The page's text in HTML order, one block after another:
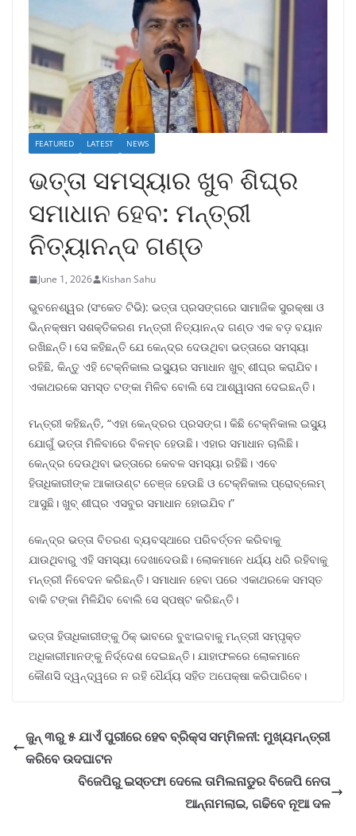
FEATURED LATEST NEWS
ଭତ୍ତା ସମସ୍ୟାର ଖୁବ ଶିଘ୍ର
ସମାଧାନ ହେବ: ମନ୍ତ୍ରୀ
ନିତ୍ୟାନନ୍ଦ ଗଣ୍ଡ
June 1, 2026 Kishan Sahu
ଭୁବନେଶ୍ୱର (ସଂକେତ ଟିଭି): ଭତ୍ତା ପ୍ରସଙ୍ଗରେ ସାମାଜିକ ସୁରକ୍ଷା ଓ
ଭିନ୍ନକ୍ଷମ ସଶକ୍ତିକରଣ ମନ୍ତ୍ରୀ ନିତ୍ୟାନନ୍ଦ ଗଣ୍ଡ ଏକ ବଡ଼ ବୟାନ
ରଖିଛନ୍ତି। ସେ କହିଛନ୍ତି ଯେ କେନ୍ଦ୍ର ଦେଉଥିବା ଭତ୍ତାରେ ସମସ୍ୟା
ରହିଛି, କିନ୍ତୁ ଏହି ଟେକ୍ନିକାଲ ଇସ୍ୟୁର ସମାଧାନ ଖୁବ୍ ଶୀଘ୍ର କରାଯିବ।
ଏକାଥରକେ ସମସ୍ତ ଟଙ୍କା ମିଳିବ ବୋଲି ସେ ଆଶ୍ୱାସନା ଦେଇଛନ୍ତି।
ମନ୍ତ୍ରୀ କହିଛନ୍ତି, “ଏହା କେନ୍ଦ୍ରର ପ୍ରସଙ୍ଗ। କିଛି ଟେକ୍ନିକାଲ ଇସ୍ୟୁ
ଯୋଗୁଁ ଭତ୍ତା ମିଳିବାରେ ବିଳମ୍ବ ହେଉଛି। ଏହାର ସମାଧାନ ଚାଲିଛି।
କେନ୍ଦ୍ର ଦେଉଥିବା ଭତ୍ତାରେ କେବଳ ସମସ୍ୟା ରହିଛି। ଏବେ
ହିତାଧିକାରୀଙ୍କ ଆକାଉଣ୍ଟ ଚେଞ୍ଜ ହେଉଛି ଓ ଟେକ୍ନିକାଲ ପ୍ରୋବ୍ଲେମ୍
ଆସୁଛି। ଖୁବ୍ ଶୀଘ୍ର ଏସବୁର ସମାଧାନ ହୋଇଯିବ।”
କେନ୍ଦ୍ର ଭତ୍ତା ବିତରଣ ବ୍ୟବସ୍ଥାରେ ପରିବର୍ତ୍ତନ କରିବାକୁ
ଯାଉଥିବାରୁ ଏହି ସମସ୍ୟା ଦେଖାଦେଉଛି। ଲୋକମାନେ ଧର୍ଯ୍ୟ ଧରି ରହିବାକୁ
ମନ୍ତ୍ରୀ ନିବେଦନ କରିଛନ୍ତି। ସମାଧାନ ହେବା ପରେ ଏକାଥରକେ ସମସ୍ତ
ବାକି ଟଙ୍କା ମିଳିଯିବ ବୋଲି ସେ ସ୍ପଷ୍ଟ କରିଛନ୍ତି।
ଭତ୍ତା ହିତାଧିକାରୀଙ୍କୁ ଠିକ୍ ଭାବରେ ବୁଝାଇବାକୁ ମନ୍ତ୍ରୀ ସମ୍ପୃକ୍ତ
ଅଧିକାରୀମାନଙ୍କୁ ନିର୍ଦ୍ଦେଶ ଦେଇଛନ୍ତି। ଯାହାଫଳରେ ଲୋକମାନେ
କୌଣସି ଦ୍ୱନ୍ଦ୍ୱରେ ନ ରହି ଧୈର୍ଯ୍ୟ ସହିତ ଅପେକ୍ଷା କରିପାରିବେ।
ଜୁନ୍ ୩ରୁ ୫ ଯାଏଁ ପୁରୀରେ ହେବ ବ୍ରିକ୍ସ ସମ୍ମିଳନୀ: ମୁଖ୍ୟମନ୍ତ୍ରୀ
କରିବେ ଉଦଘାଟନ
ବିଜେପିରୁ ଇସ୍ତଫା ଦେଲେ ତାମିଲନାଡୁର ବିଜେପି ନେତା
ଆନ୍ନାମଲାଇ, ଗଢିବେ ନୂଆ ଦଳ